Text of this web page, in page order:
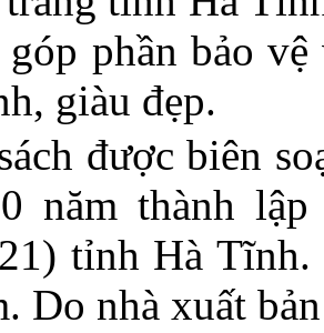
phần bảo
giàu đẹp.
được biên
năm thành
tỉnh Hà
Do nhà xuất